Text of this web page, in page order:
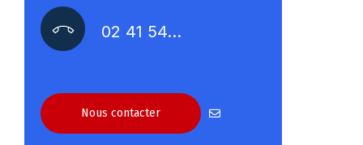
02 41 54…
Nous contacter